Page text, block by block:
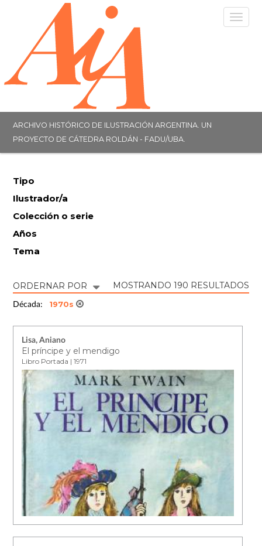
ARCHIVO HISTÓRICO DE ILUSTRACIÓN ARGENTINA. UN
PROYECTO DE CÁTEDRA ROLDÁN - FADU/UBA.
Tipo
Ilustrador/a
Colección o serie
Años
Tema
ORDERNAR POR MOSTRANDO 190 RESULTADOS
Década: 1970s
Lisa, Aniano
El príncipe y el mendigo
Libro Portada | 1971